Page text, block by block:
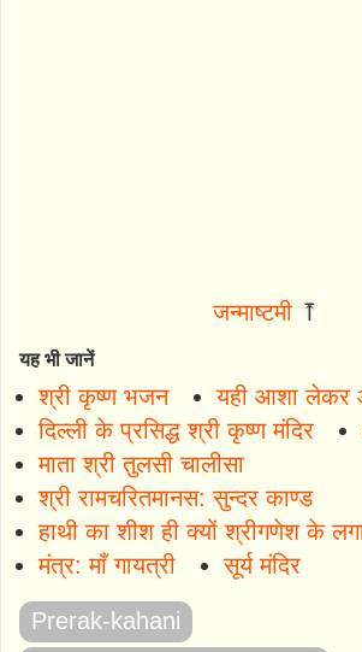
जन्माष्टमी ⤒
यह भी जानें
श्री कृष्ण भजन
यही आशा लेकर
दिल्ली के प्रसिद्ध श्री कृष्ण मंदिर
माता श्री तुलसी चालीसा
श्री रामचरितमानस: सुन्दर काण्ड
हाथी का शीश ही क्यों श्रीगणेश के
मंत्र: माँ गायत्री
सूर्य मंदिर
Prerak-kahani